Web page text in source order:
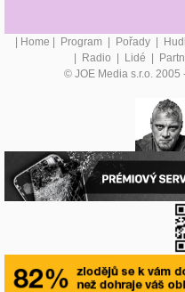
Home Program Pořady
Radio Lidé
© JOE Media s.r.o.